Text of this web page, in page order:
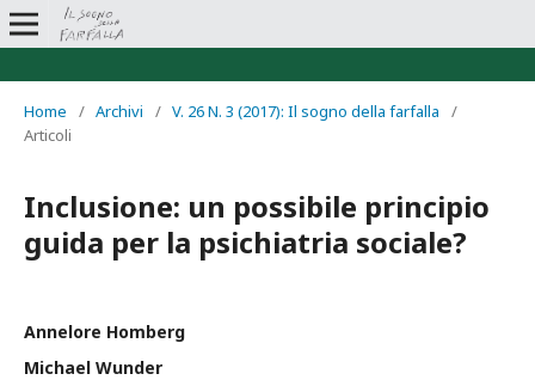
Home / Archivi / V. 26 N. 3 (2017): Il sogno della farfalla
/
Articoli
Inclusione: un possibile principio
guida per la psichiatria sociale?
Annelore Homberg
Michael Wunder